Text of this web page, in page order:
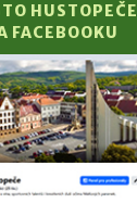
HUSTOPEČE
FACEBOOKU